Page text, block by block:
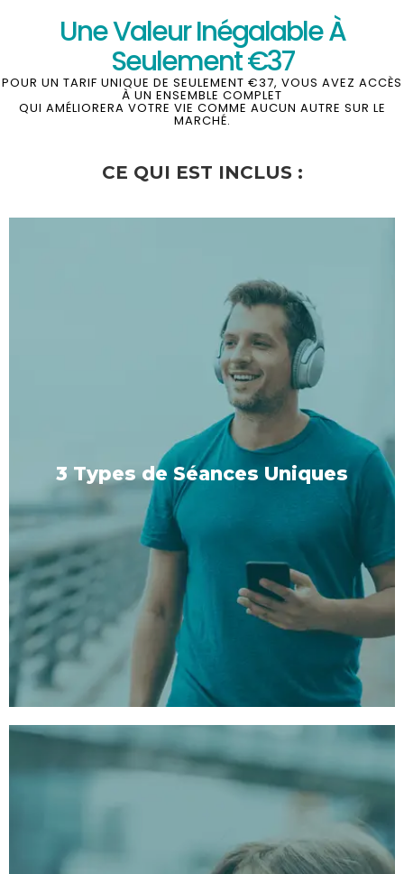
Une Valeur Inégalable À
Seulement €37
POUR UN TARIF UNIQUE DE SEULEMENT €37, VOUS AVEZ ACCÈS
À UN ENSEMBLE COMPLET
QUI AMÉLIORERA VOTRE VIE COMME AUCUN AUTRE SUR LE
MARCHÉ.
CE QUI EST INCLUS :
3 Types de Séances Uniques
Plongez-vous dans une